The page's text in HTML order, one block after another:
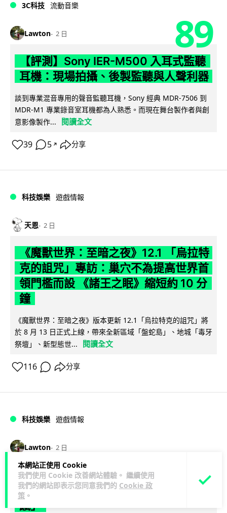
本網站正使用 Cookie
我們使用 Cookie 改善網站體驗。 繼續使用
我們的網站即表示您同意我們的 Cookie 政
策 。
3C科技 流動音樂
Lawton 2 日 89
【評測】Sony IER-M500 入耳式監聽
耳機：現場拍攝、後製監聽與人聲利器
談到專業混音專用的聲音監聽耳機，Sony 經典 MDR-7506 到
MDR-M1 專業錄音室耳機都為人熟悉。而現在舞台製作者與創
意影像製作...
閱讀全文
39 5 ↗ 分享
科技娛樂 遊戲情報
天恩 2 日
《魔獸世界：至暗之夜》12.1 「烏拉特
克的詛咒」專訪：巢穴不為提高世界首
領門檻而設 《諸王之眠》縮短約 10 分
鐘
《魔獸世界：至暗之夜》版本更新 12.1「烏拉特克的詛咒」將
於 8 月 13 日正式上線，帶來全新區域「盤蛇島」、地城「毒牙
祭壇」、新型態世...
閱讀全文
116 分享
科技娛樂 遊戲情報
Lawton 2 日
日本二手遊戲店減 90% 門市 業績反增
四成 "懷舊"在 Z 世代變成最潮「新鮮
感」